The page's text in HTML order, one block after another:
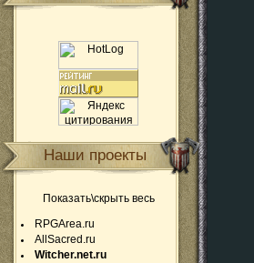
Наши проекты
Показать\скрыть весь
RPGArea.ru
AllSacred.ru
Witcher.net.ru